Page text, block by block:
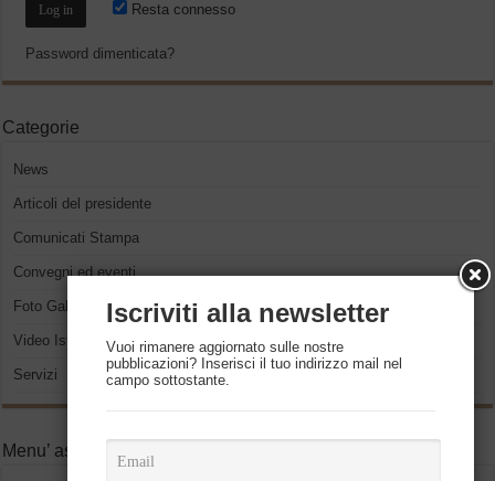
Resta connesso
Password dimenticata?
Categorie
News
Articoli del presidente
Comunicati Stampa
Convegni ed eventi
Foto Gallery
Video Istituzionali
Servizi
Menu’ associati
Iscriviti alla newsletter
Vuoi rimanere aggiornato sulle nostre
pubblicazioni? Inserisci il tuo indirizzo mail nel
campo sottostante.